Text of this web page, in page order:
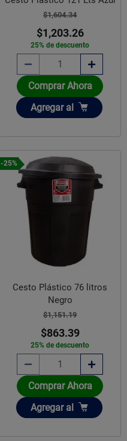
$1,604.34
$1,203.26
25% de descuento
Comprar Ahora
Añadir
Agregar al
-25%
Cesto Plástico 76 litros
Negro
$1,151.19
$863.39
25% de descuento
Comprar Ahora
Añadir
Agregar al